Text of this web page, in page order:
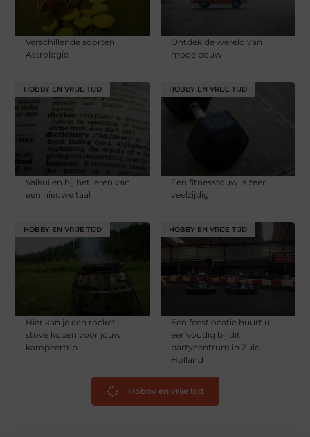
Verschillende soorten
Astrologie
Ontdek de wereld van
modelbouw
HOBBY EN VRIJE TIJD
Valkuilen bij het leren van
een nieuwe taal
HOBBY EN VRIJE TIJD
Een fitnesstouw is zeer
veelzijdig
HOBBY EN VRIJE TIJD
Hier kan je een rocket
stove kopen voor jouw
kampeertrip
HOBBY EN VRIJE TIJD
Een feestlocatie huurt u
eenvoudig bij dit
partycentrum in Zuid-
Holland
Hobby en vrije tijd